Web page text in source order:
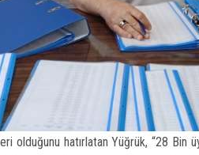
olduğunu hatırlatan Yüğrük, “28 Bin